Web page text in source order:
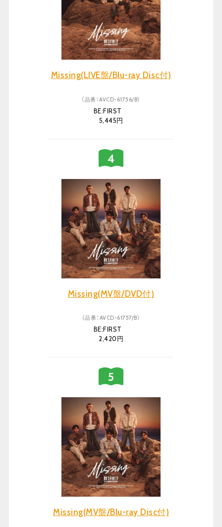
Missing(LIVE盤/Blu-ray Disc付)
（品番：AVCD-61756/B）
BE:FIRST
5,445円
Missing(MV盤/DVD付)
（品番：AVCD-61757/B）
BE:FIRST
2,420円
Missing(MV盤/Blu-ray Disc付)